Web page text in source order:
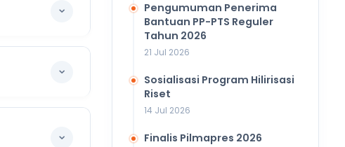
Pengumuman Penerima
Bantuan PP-PTS Reguler
Tahun 2026
21 Jul 2026
Sosialisasi Program Hilirisasi
Riset
14 Jul 2026
Finalis Pilmapres 2026